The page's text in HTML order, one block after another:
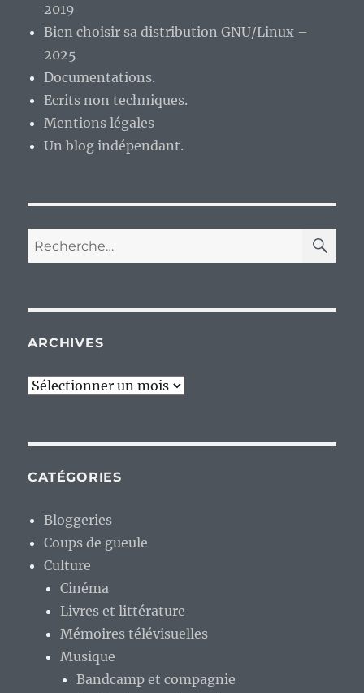
sigles
2019
Bien choisir sa distribution GNU/Linux –
2025
Documentations.
Ecrits non techniques.
Mentions légales
Un blog indépendant.
Recherche
pour :
ARCHIVES
Archives
CATÉGORIES
Bloggeries
Coups de gueule
Culture
Cinéma
Livres et littérature
Mémoires télévisuelles
Musique
Bandcamp et compagnie